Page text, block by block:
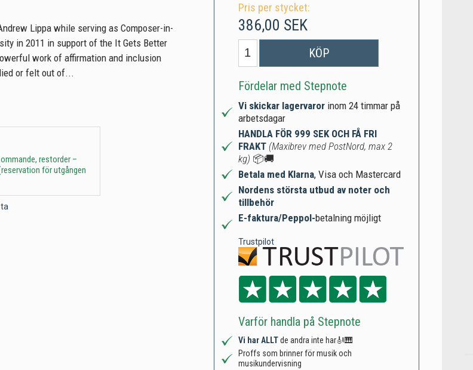
Lippa while serving as Composer-in-
in 2011 in support of the It Gets Better
work of affirmation and inclusion
or felt out of...
restorder –
för utgången
Pris per stycket:
386,00 SEK
KÖP
Fördelar med Stepnote
Vi skickar lagervaror inom 24 timmar på
arbetsdagar
HANDLA FÖR 999 SEK OCH FÅ FRI
FRAKT (Maxibrev med PostNord, max 2
kg) 📦🚚
Betala med Klarna, Visa och Mastercard
Nordens största utbud av noter och
tillbehör
E-faktura/Peppol-betalning möjligt
Trustpilot
Varför handla på Stepnote
Vi har ALLTde andra inte har🎻🎹
Proffs som brinner för musik och
musikundervisning